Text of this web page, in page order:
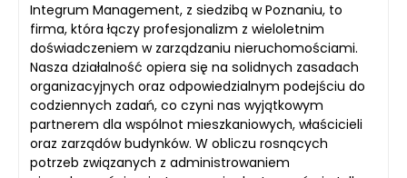
Integrum Management, z siedzibą w Poznaniu, to
firma, która łączy profesjonalizm z wieloletnim
doświadczeniem w zarządzaniu nieruchomościami.
Nasza działalność opiera się na solidnych zasadach
organizacyjnych oraz odpowiedzialnym podejściu do
codziennych zadań, co czyni nas wyjątkowym
partnerem dla wspólnot mieszkaniowych, właścicieli
oraz zarządów budynków. W obliczu rosnących
potrzeb związanych z administrowaniem